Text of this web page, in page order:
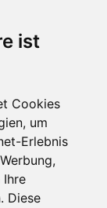
ist
Cookies
um
Erlebnis
Ihre
Diese